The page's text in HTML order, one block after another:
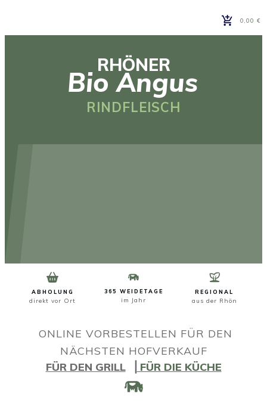
0,00 €
RHÖNER
Bio Angus
RINDFLEISCH
ABHOLUNG
direkt vor Ort
365 WEIDETAGE
im Jahr
REGIONAL
aus der Rhön
ONLINE VORBESTELLEN FÜR DEN
NÄCHSTEN HOFVERKAUF
FÜR DEN GRILL⎟ FÜR DIE KÜCHE